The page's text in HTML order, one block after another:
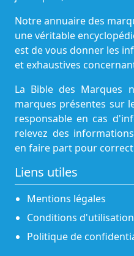
Notre annuaire des
une véritable
est de vous donner les
et exhaustives
La Bible des Marques
marques présentes sur
responsable en cas
relevez des
en faire part pour
Liens utiles
Mentions légales
Conditions d'utilisation
Politique de